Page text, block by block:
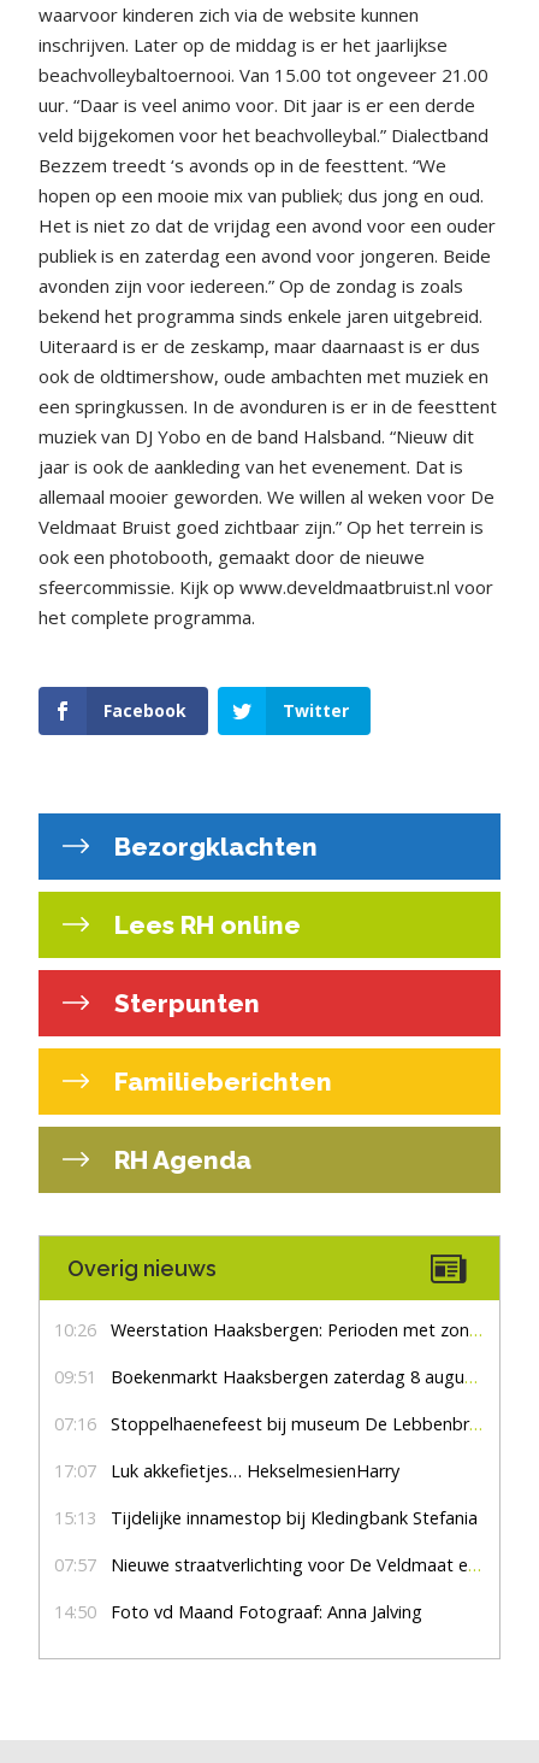
waarvoor kinderen zich via de website kunnen
inschrijven. Later op de middag is er het jaarlijkse
beachvolleybaltoernooi. Van 15.00 tot ongeveer 21.00
uur. “Daar is veel animo voor. Dit jaar is er een derde
veld bijgekomen voor het beachvolleybal.” Dialectband
Bezzem treedt ‘s avonds op in de feesttent. “We
hopen op een mooie mix van publiek; dus jong en oud.
Het is niet zo dat de vrijdag een avond voor een ouder
publiek is en zaterdag een avond voor jongeren. Beide
avonden zijn voor iedereen.” Op de zondag is zoals
bekend het programma sinds enkele jaren uitgebreid.
Uiteraard is er de zeskamp, maar daarnaast is er dus
ook de oldtimershow, oude ambachten met muziek en
een springkussen. In de avonduren is er in de feesttent
muziek van DJ Yobo en de band Halsband. “Nieuw dit
jaar is ook de aankleding van het evenement. Dat is
allemaal mooier geworden. We willen al weken voor De
Veldmaat Bruist goed zichtbaar zijn.” Op het terrein is
ook een photobooth, gemaakt door de nieuwe
sfeercommissie. Kijk op www.develdmaatbruist.nl voor
het complete programma.
Facebook Twitter
Bezorgklachten
Lees RH online
Sterpunten
Familieberichten
RH Agenda
Overig nieuws
10:26 Weerstation Haaksbergen: Perioden met zon en droog
09:51 Boekenmarkt Haaksbergen zaterdag 8 augustus, marktplein Haaksbergen
07:16 Stoppelhaenefeest bij museum De Lebbenbrugge
17:07 Luk akkefietjes… HekselmesienHarry
15:13 Tijdelijke innamestop bij Kledingbank Stefania
07:57 Nieuwe straatverlichting voor De Veldmaat en De Pas
14:50 Foto vd Maand Fotograaf: Anna Jalving